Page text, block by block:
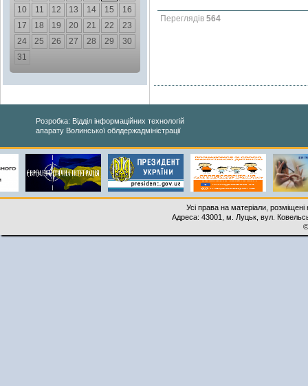
10
11 12 13 14 15
16
17
18 19 20 21 22
23
24
25 26 27 28 29
30
31
Переглядів 564
Розробка: Відділ інформаційних технологій
апарату Волинської облдержадміністрації
Усі права на матеріали,
Адреса: 43001, м. Луцьк, вул.